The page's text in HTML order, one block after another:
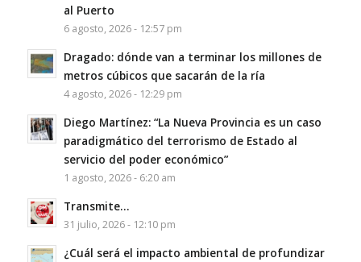
al Puerto
6 agosto, 2026 - 12:57 pm
Dragado: dónde van a terminar los millones de
metros cúbicos que sacarán de la ría
4 agosto, 2026 - 12:29 pm
Diego Martínez: “La Nueva Provincia es un caso
paradigmático del terrorismo de Estado al
servicio del poder económico”
1 agosto, 2026 - 6:20 am
Transmite…
31 julio, 2026 - 12:10 pm
¿Cuál será el impacto ambiental de profundizar